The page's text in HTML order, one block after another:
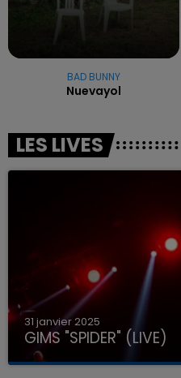
BAD BUNNY
Nuevayol
LES LIVES
31 janvier 2025
GIMS "SPIDER" (LIVE)